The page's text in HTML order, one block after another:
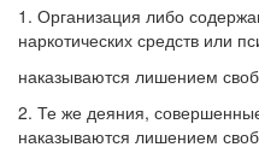
1. Организация либо
наркотических средств или
наказываются лишением
2. Те же деяния,
наказываются лишением